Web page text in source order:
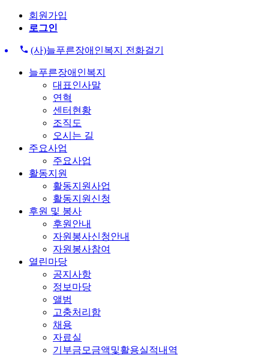
회원가입
로그인
(사)늘푸른장애인복지 전화걸기
늘푸른장애인복지
대표인사말
연혁
센터현황
조직도
오시는 길
주요사업
주요사업
활동지원
활동지원사업
활동지원신청
후원 및 봉사
후원안내
자원봉사신청안내
자원봉사참여
열린마당
공지사항
정보마당
앨범
고충처리함
채용
자료실
기부금모금액및활용실적내역